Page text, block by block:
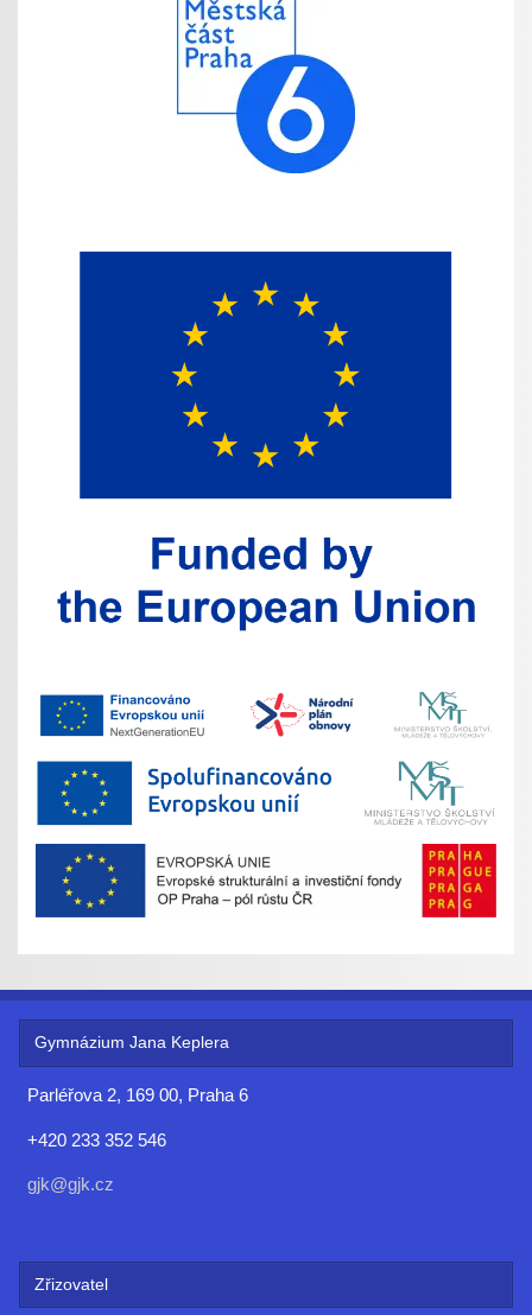
Gymnázium Jana Keplera
Parléřova 2, 169 00, Praha 6
+420 233 352 546
gjk@gjk.cz
Zřizovatel